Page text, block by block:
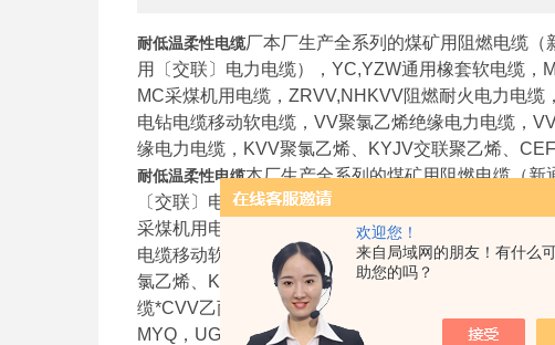
欢迎您！
来自局域网的朋友！有什么
助您的吗？
耐低温柔性电缆厂本厂生产全系列的煤矿用阻燃电缆
用〔交联〕电力电缆），YC,YZW通用橡套软电缆，
MC采煤机用电缆，ZRVV,NHKVV阻燃耐火电力电
电钻电缆移动软电缆，VV聚氯乙烯绝缘电力电缆，
缘电力电缆，KVV聚氯乙烯、KYJV交联聚乙烯、
耐低温柔性电缆本厂生产全系列的煤矿用阻燃电缆（
〔交联〕电力电缆），YC,YZW通用橡套软电缆，
采煤机用电缆，ZRVV,NHKVV阻燃耐火电力电缆，
电缆移动软电缆，VV聚氯乙烯绝缘电力电缆，VV22
氯乙烯、KYJV交联聚乙烯、CEFR乙丙胶绝缘、
缆*CVV乙丙胶绝缘、KGG硅橡胶绝缘 电力软电缆，
MYQ，UGF，YH，YHF，YHD，JHS，MHYV，